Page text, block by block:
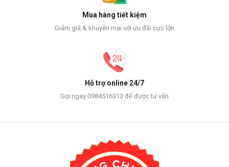
Mua hàng tiết kiệm
Giảm giá & khuyến mại với ưu đãi cực lớn
Hỗ trợ online 24/7
Gọi ngay 0984516313 để được tư vấn